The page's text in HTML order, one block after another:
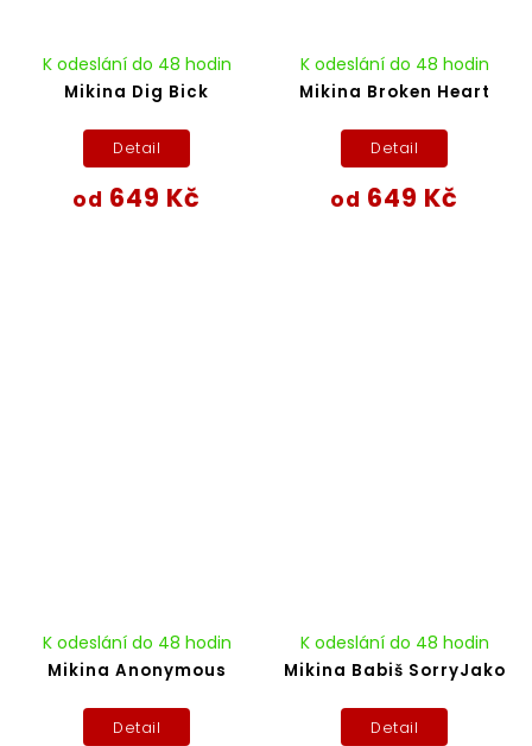
Mikina Dig Bick
K odeslání do 48 hodin
od 649 Kč
Detail
Mikina Broken Heart
K odeslání do 48 hodin
od 649 Kč
Detail
Mikina Anonymous
K odeslání do 48 hodin
Detail
Mikina Babiš SorryJako
K odeslání do 48 hodin
Detail